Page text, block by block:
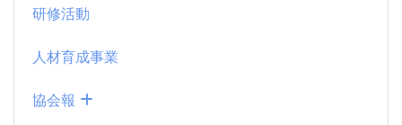
研修活動
人材育成事業
協会報